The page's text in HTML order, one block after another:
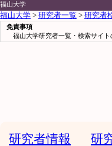
福山大学
福山大学 > 研究者一覧 > 研究者
免責事項
福山大学研究者一覧・検索サイト
研究者情報 研